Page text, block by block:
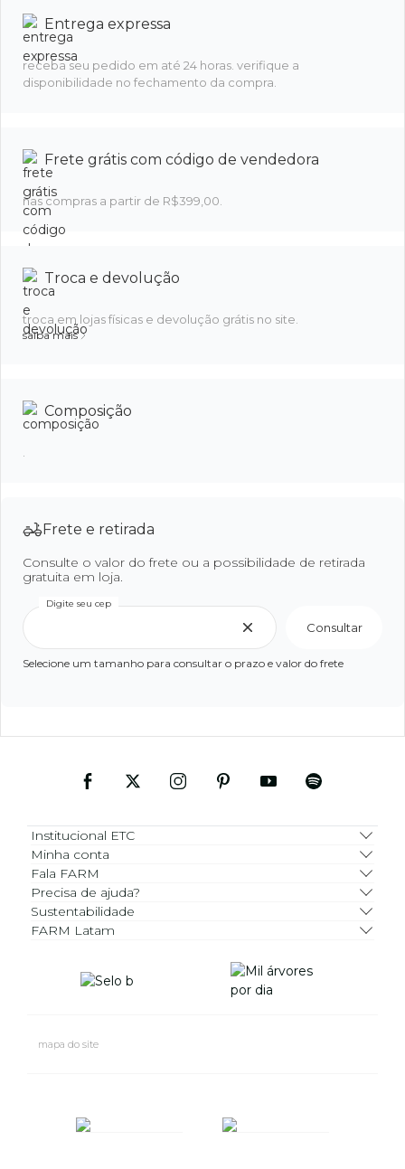
Entrega expressa
receba seu pedido em até 24 horas. verifique a
disponibilidade no fechamento da compra.
Frete grátis com código de vendedora
nas compras a partir de R$399,00.
Troca e devolução
troca em lojas físicas e devolução grátis no site.
saiba mais
Composição
Frete e retirada
Consulte o valor do frete ou a possibilidade de retirada
gratuita em loja.
Digite seu cep
Consultar
Selecione um tamanho para consultar o prazo e valor do frete
Institucional ETC
Minha conta
Fala FARM
Precisa de ajuda?
Sustentabilidade
FARM Latam
mapa do site